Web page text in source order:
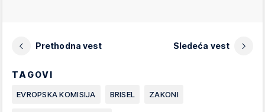
Prethodna vest Sledeća vest
TAGOVI
EVROPSKA KOMISIJA BRISEL ZAKONI